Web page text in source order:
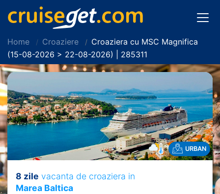
Home Croaziere
Croaziera cu MSC Magnifica
(15-08-2026 > 22-08-2026) | 285311
URBAN
8 zile vacanta de croaziera in
Marea Baltica